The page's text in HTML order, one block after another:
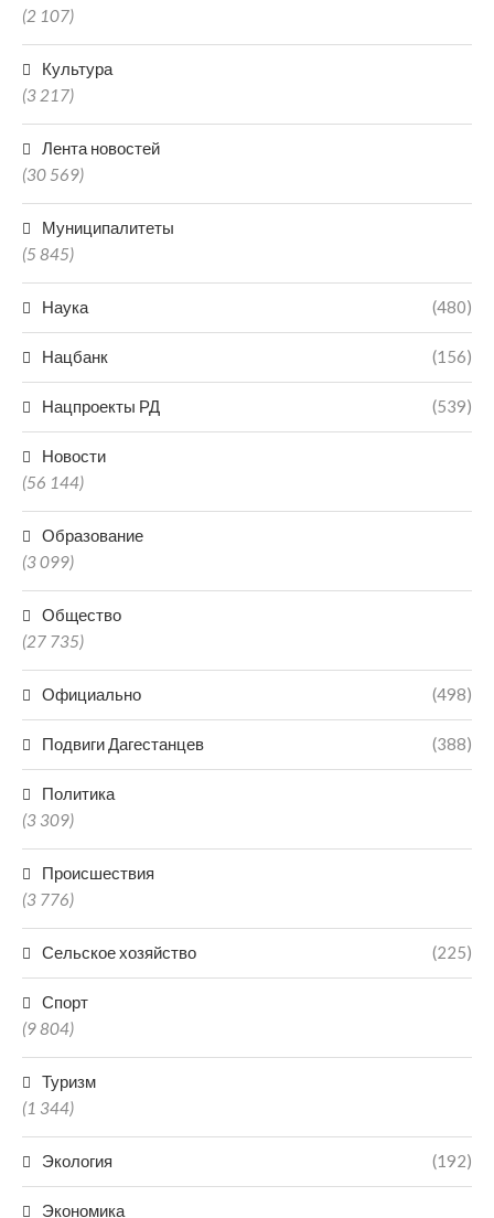
(2 107)
Культура
(3 217)
Лента новостей
(30 569)
Муниципалитеты
(5 845)
Наука (480)
Нацбанк (156)
Нацпроекты РД (539)
Новости
(56 144)
Образование
(3 099)
Общество
(27 735)
Официально (498)
Подвиги Дагестанцев (388)
Политика
(3 309)
Происшествия
(3 776)
Сельское хозяйство (225)
Спорт
(9 804)
Туризм
(1 344)
Экология (192)
Экономика